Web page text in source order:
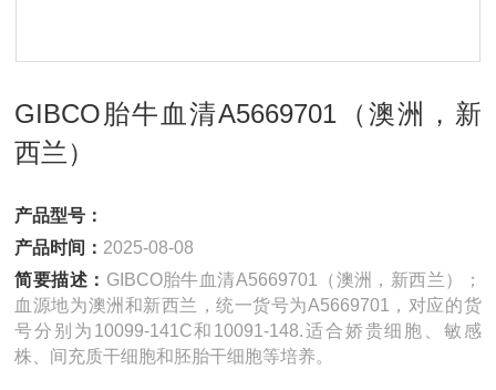
GIBCO胎牛血清A5669701（澳洲，新
西兰）
产品型号：
产品时间： 2025-08-08
简要描述： GIBCO胎牛血清A5669701（澳洲，新西兰）；
血源地为澳洲和新西兰，统一货号为A5669701，对应的货
号分别为10099-141C和10091-148.适合娇贵细胞、敏感
株、间充质干细胞和胚胎干细胞等培养。